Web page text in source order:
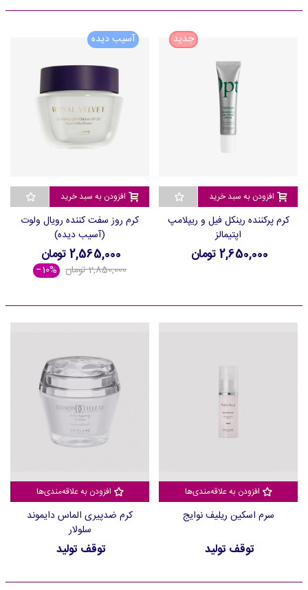
جدید
افزودن به سبد خرید
کرم پرکننده رینکل فیل و ریپلامپ
اپتیمالز
2,650,000 تومان
آسیب دیده
افزودن به سبد خرید
کرم روز سفت کننده رویال ولوت
(آسیب دیده)
2,565,000 تومان
2,850,000 تومان ‎−10%
افزودن به علاقه‌مندی‌ها
سرم اسکین ریلیف نوایج
توقف تولید
افزودن به علاقه‌مندی‌ها
کرم ضدپیری الماس دایموند
سلولار
توقف تولید